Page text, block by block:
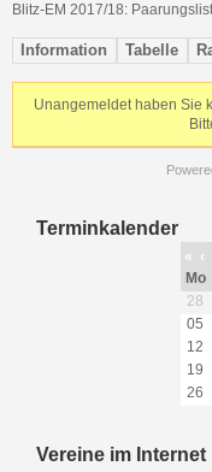
Blitz-EM 2017/18:
Information Tabelle
Unangemeldet haben Sie
Terminkalender
« ‹
Mo
28
05
12
19
26
Vereine im Internet